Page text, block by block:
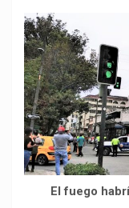
o
k
p
El fuego